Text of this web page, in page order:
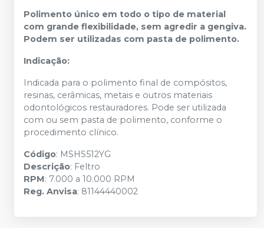
Polimento único em todo o tipo de material
com grande flexibilidade, sem agredir a gengiva.
Podem ser utilizadas com pasta de polimento.
Indicação:
Indicada para o polimento final de compósitos,
resinas, cerâmicas, metais e outros materiais
odontológicos restauradores. Pode ser utilizada
com ou sem pasta de polimento, conforme o
procedimento clínico.
Código: MSHS512YG
Descrição: Feltro
RPM: 7.000 a 10.000 RPM
Reg. Anvisa: 81144440002